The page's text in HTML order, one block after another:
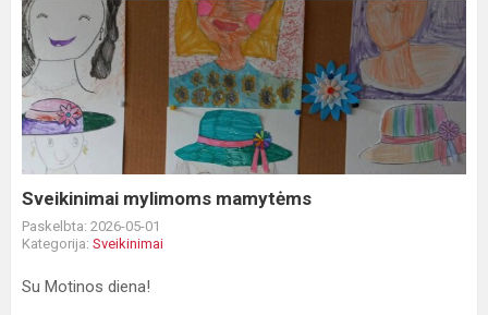
Sveikinimai
mylimoms
mamytėms
Sveikinimai mylimoms mamytėms
Paskelbta: 2026-05-01
Kategorija: Sveikinimai
Su Motinos diena!